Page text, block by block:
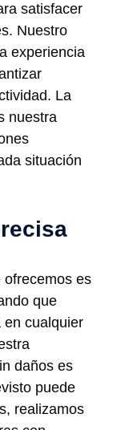
satisfacer
Nuestro
experiencia
La
nuestra
situación
ofrecemos es
que
en cualquier
daños es
puede
realizamos